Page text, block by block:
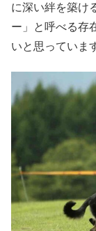
に深い絆を築け
ー」と呼べる存
いと思っていま